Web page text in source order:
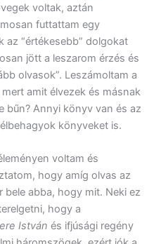
voltak, aztán
futtattam egy
az “értékesebb” dolgokat
jött a leszarom érzés és
olvasok”. Leszámoltam a
amit élvezek és másnak
bűn? Annyi könyv van és az
könyveket is.
voltam és
hogy amíg olvas az
bele abba, hogy mit. Neki ez
hogy a
István és ifjúsági regény